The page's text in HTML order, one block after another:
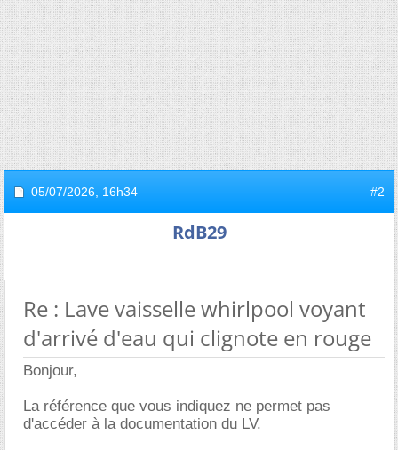
05/07/2026, 16h34 #2
RdB29
Re : Lave vaisselle whirlpool voyant
d'arrivé d'eau qui clignote en rouge
Bonjour,
La référence que vous indiquez ne permet pas
d'accéder à la documentation du LV.